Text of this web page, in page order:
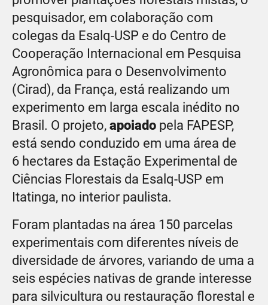
pesquisador, em colaboração com
colegas da Esalq-USP e do Centro de
Cooperação Internacional em Pesquisa
Agronômica para o Desenvolvimento
(Cirad), da França, está realizando um
experimento em larga escala inédito no
Brasil. O projeto, apoiado pela FAPESP,
está sendo conduzido em uma área de
6 hectares da Estação Experimental de
Ciências Florestais da Esalq-USP em
Itatinga, no interior paulista.
Foram plantadas na área 150 parcelas
experimentais com diferentes níveis de
diversidade de árvores, variando de uma a
seis espécies nativas de grande interesse
para silvicultura ou restauração florestal e